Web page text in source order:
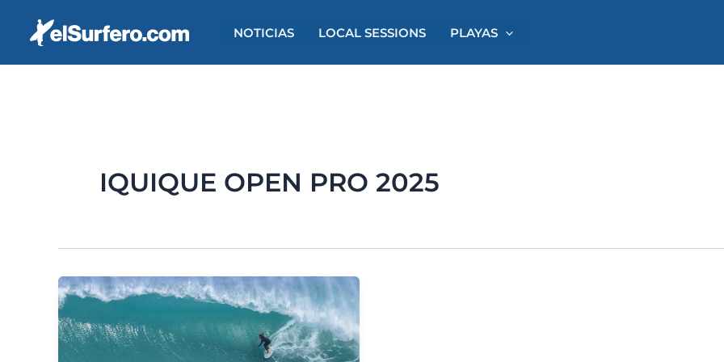
NOTICIAS LOCAL SESSIONS PLAYAS
IQUIQUE OPEN PRO 2025